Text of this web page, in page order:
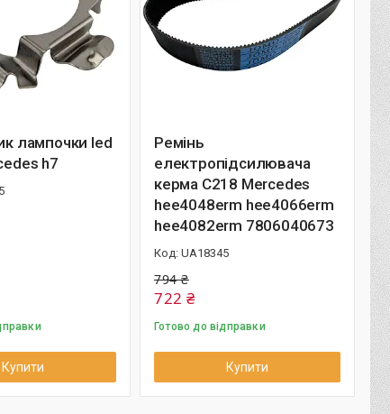
лампочки led
h7
Купити
Ремінь
електропідсилювача
керма C218 Mercedes
hee4048erm hee4066erm
hee4082erm 7806040673
UA18345
794 ₴
722 ₴
Готово до відправки
Купити